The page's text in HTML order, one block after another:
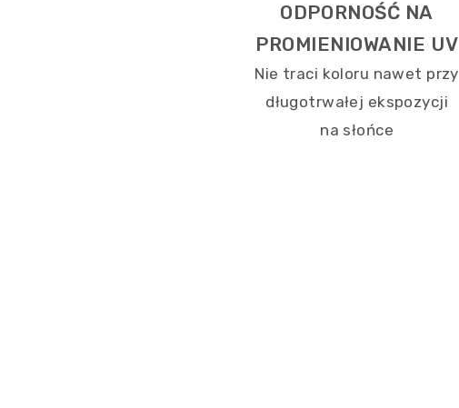
ODPORNOŚĆ NA
PROMIENIOWANIE UV
Nie traci koloru nawet przy
długotrwałej ekspozycji
na słońce